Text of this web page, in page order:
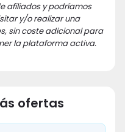
afiliados y podríamos
y/o realizar una
sin coste adicional para
la plataforma activa.
ofertas